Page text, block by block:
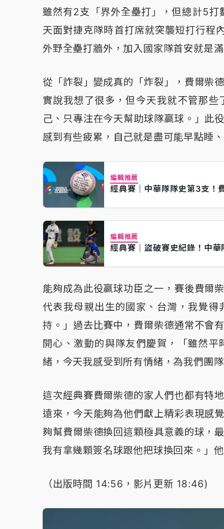
雖然有2支「界外全壘打」，但總計5
天面對捷克隊時首打席就突襲短打行程
外野全壘打牆外，加入國家隊首安就是滿
從「詐裂」變成真的「炸裂」，費爾柴
實說我想了很多，但今天我就不管那
己、只專注在今天幫助球隊贏球。」此
感到有些疲累，自己就是盡可能早點睡
編輯推薦
經典賽｜中華隊隊史第3支
編輯推薦
經典賽｜盜破賽史紀錄！中
能夠成為此役贏球功臣之一，賽後費爾
代表我母親出生的國家、台灣，我覺
持。」過去比賽中，費爾柴德通常不會
開心、激動的與隊友們慶賀，「雖然
緒，今天我感受到所有情緒，為我們團
這次經典賽費爾柴德的家人們也都有特
遠來，今天能夠為他們獻上精彩表現感
夠幫費爾柴德換回這顆極具意義的球，
我有拿幾顆簽名球跟他把球換回來。」
（出版時間 14:56，影片更新 18:46)